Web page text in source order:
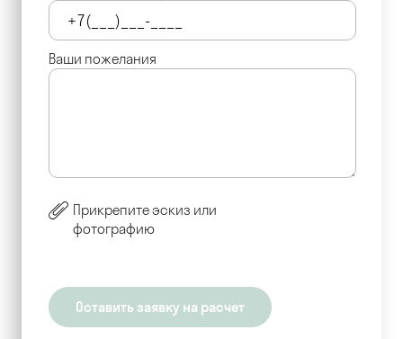
Ваши пожелания
Прикрепите эскиз или
фотографию